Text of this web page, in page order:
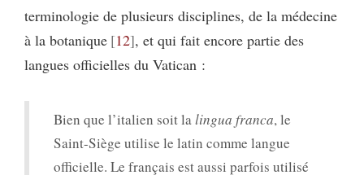
terminologie de plusieurs disciplines, de la médecine
à la botanique 12 , et qui fait encore partie des
langues officielles du Vatican :
Bien que l’italien soit lalingua franca, le
Saint-Siège utilise le latin comme langue
officielle. Le français est aussi parfois utilisé